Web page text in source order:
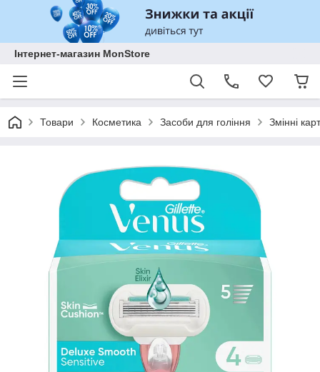
Інтернет-магазин MonStore
Товари Косметика Засоби для гоління Змінні